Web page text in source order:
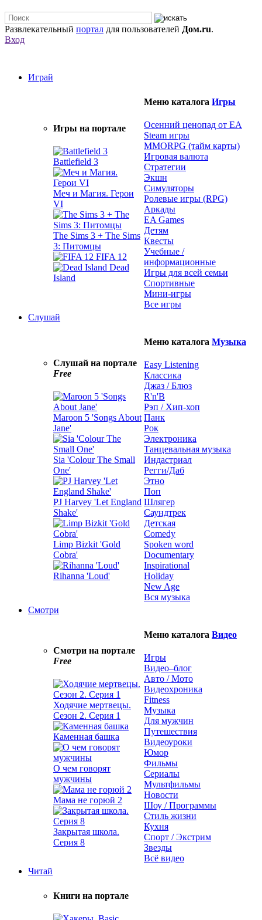
Развлекательный портал для пользователей Дом.ru.
Вход
Играй
Игры на портале
Battlefield 3
Меч и Магия. Герои
VI
The Sims 3 + The Sims
3: Питомцы
FIFA 12
Dead
Island
Меню каталога Игры
Осенний ценопад от EA
Steam игры
MMORPG (тайм карты)
Игровая валюта
Стратегии
Экшн
Симуляторы
Ролевые игры (RPG)
Аркады
EA Games
Детям
Квесты
Учебные /
информационные
Игры для всей семьи
Спортивные
Мини-игры
Все игры
Слушай
Слушай на портале
Free
Maroon 5 'Songs About
Jane'
Sia 'Colour The Small
One'
PJ Harvey 'Let England
Shake'
Limp Bizkit 'Gold
Cobra'
Rihanna 'Loud'
Меню каталога Музыка
Easy Listening
Классика
Джаз / Блюз
R'n'B
Рэп / Хип-хоп
Панк
Рок
Электроника
Танцевальная музыка
Индастриал
Регги/Даб
Этно
Поп
Шлягер
Саундтрек
Детская
Comedy
Spoken word
Documentary
Inspirational
Holiday
New Age
Вся музыка
Смотри
Смотри на портале
Free
Ходячие мертвецы.
Сезон 2. Серия 1
Каменная башка
О чем говорят
мужчины
Мама не горюй 2
Закрытая школа.
Серия 8
Меню каталога Видео
Игры
Видео–блог
Авто / Мото
Видеохроника
Fitness
Музыка
Для мужчин
Путешествия
Видеоуроки
Юмор
Фильмы
Сериалы
Мультфильмы
Новости
Шоу / Программы
Стиль жизни
Кухня
Спорт / Экстрим
Звезды
Всё видео
Читай
Книги на портале